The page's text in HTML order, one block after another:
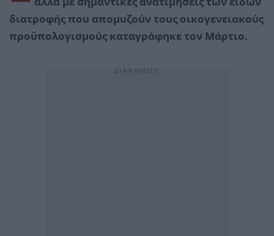
διατροφής που απομυζούν τους οικογενειακούς
προϋπολογισμούς καταγράφηκε τον Μάρτιο.